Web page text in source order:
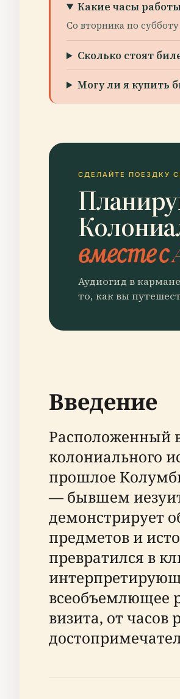
Какие часы
Со вторника по субботу
Сколько стоят
Могу ли я купить
СДЕЛАЙТЕ ПОЕЗДКУ
вместе
Аудиогид в
то, как вы
Введение
Расположенный
колониального
прошлое
— бывшем
демонстрирует
предметов и
превратился в
всеобъемлющее
визита, от